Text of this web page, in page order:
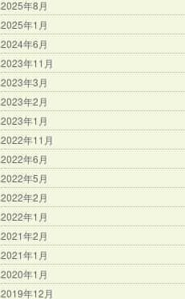
2025年8月
2025年1月
2024年6月
2023年11月
2023年3月
2023年2月
2023年1月
2022年11月
2022年6月
2022年5月
2022年2月
2022年1月
2021年2月
2021年1月
2020年1月
2019年12月